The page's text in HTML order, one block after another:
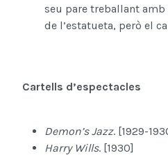
seu pare treballant
de l’estatueta, però el
Cartells d’espectacles
Demon’s Jazz. [1929-
Harry Wills. [1930]